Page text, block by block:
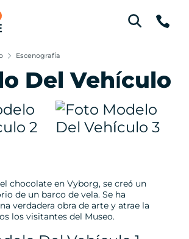
Escenografía
Del Vehículo
chocolate en Vyborg, se creó un
de un barco de vela. Se ha
verdadera obra de arte y atrae la
los visitantes del Museo.